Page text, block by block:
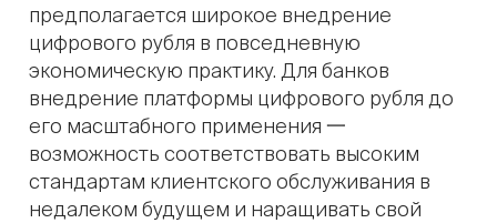
предполагается широкое внедрение
цифрового рубля в повседневную
экономическую практику. Для банков
внедрение платформы цифрового рубля до
его масштабного применения 一
возможность соответствовать высоким
стандартам клиентского обслуживания в
недалеком будущем и наращивать свой